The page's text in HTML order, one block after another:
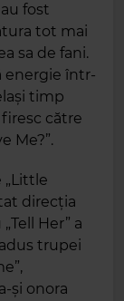
fost
tot mai
sa de fani.
energie într-
timp
către
Me?”.
„Little
direcția
Her” a
trupei
și onora